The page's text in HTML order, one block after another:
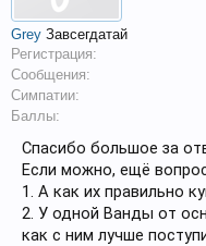
Grey Завсегдатай
Регистрация:
Сообщения:
Симпатии:
Баллы:
Спасибо большое за
Если можно, ещё
1. А как их правильно
2. У одной Ванды от
как с ним лучше